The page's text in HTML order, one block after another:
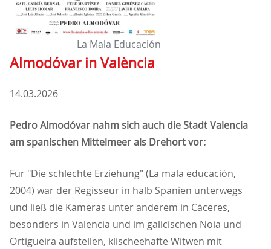
La Mala Educación
Almodóvar in València
14.03.2026
Pedro Almodóvar nahm sich auch die Stadt Valencia
am spanischen Mittelmeer als Drehort vor:
Für "Die schlechte Erziehung" (La mala educación,
2004) war der Regisseur in halb Spanien unterwegs
und ließ die Kameras unter anderem in Cáceres,
besonders in Valencia und im galicischen Noia und
Ortigueira aufstellen, klischeehafte Witwen mit